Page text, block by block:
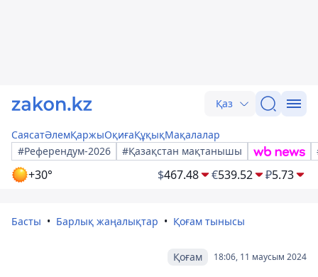
Қаз
СаясатӘлемҚаржыОқиғаҚұқықМақалалар
#Референдум-2026
#Қазақстан мақтанышы
+30° $467.48 €539.52 ₽5.73
Басты Барлық жаңалықтар Қоғам тынысы
18:06, 11 маусым 2024
Қоғам